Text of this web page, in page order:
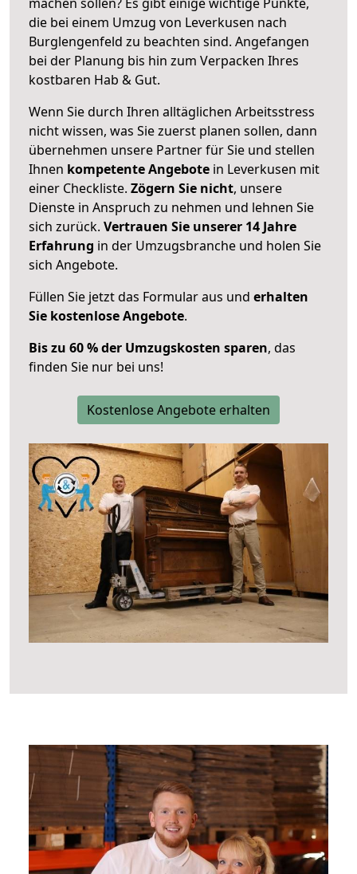
die bei einem Umzug von Leverkusen nach
Burglengenfeld zu beachten sind. Angefangen
bei der Planung bis hin zum Verpacken Ihres
kostbaren Hab & Gut.
Wenn Sie durch Ihren alltäglichen Arbeitsstress
nicht wissen, was Sie zuerst planen sollen, dann
übernehmen unsere Partner für Sie und stellen
Ihnen kompetente Angebote in Leverkusen mit
einer Checkliste. Zögern Sie nicht, unsere
Dienste in Anspruch zu nehmen und lehnen Sie
sich zurück. Vertrauen Sie unserer 14 Jahre
Erfahrung in der Umzugsbranche und holen Sie
sich Angebote.
Füllen Sie jetzt das Formular aus und erhalten
Sie kostenlose Angebote.
Bis zu 60 % der Umzugskosten sparen, das
finden Sie nur bei uns!
Kostenlose Angebote erhalten